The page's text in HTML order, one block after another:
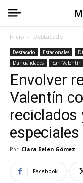
Inicio Destacado
Destacado Estacionales
Manualidades
San Valentín
Envolver
Valentín
reciclados
especiales
Por Clara Belen Gómez -
Facebook